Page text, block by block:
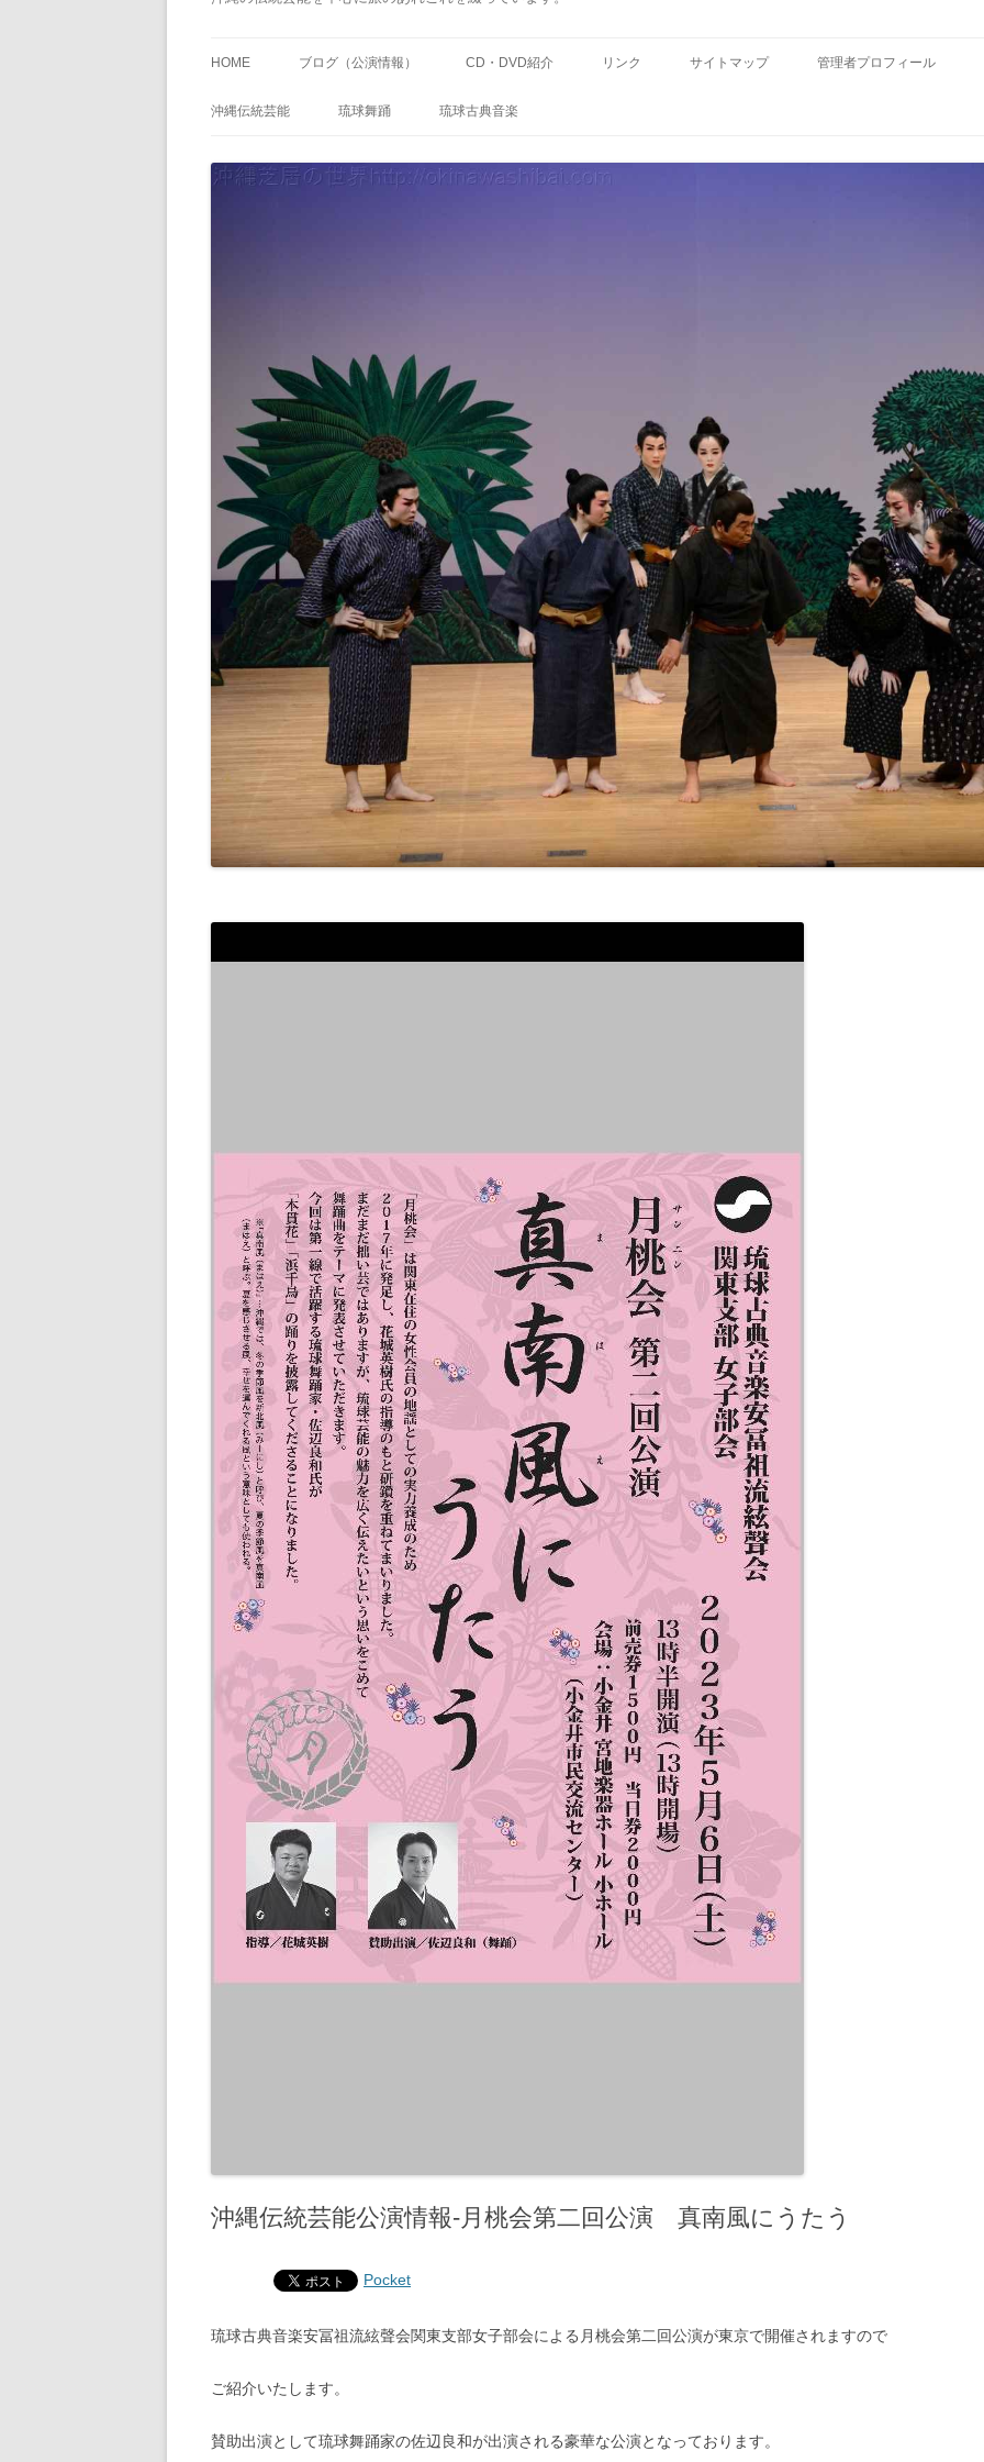
ン
ッ
HOME ブログ（公演情報） CD・DVD紹介 リンク サイトマップ 管理者プロフィール
沖縄伝統芸能 琉球舞踊 琉球古典音楽
沖縄伝統芸能公演情報-月桃会第二回公演 真南風にうたう
Pocket
琉球古典音楽安冨祖流絃聲会関東支部女子部会による月桃会第二回公演が東京で開催されますので
ご紹介いたします。
賛助出演として琉球舞踊家の佐辺良和が出演される豪華な公演となっております。